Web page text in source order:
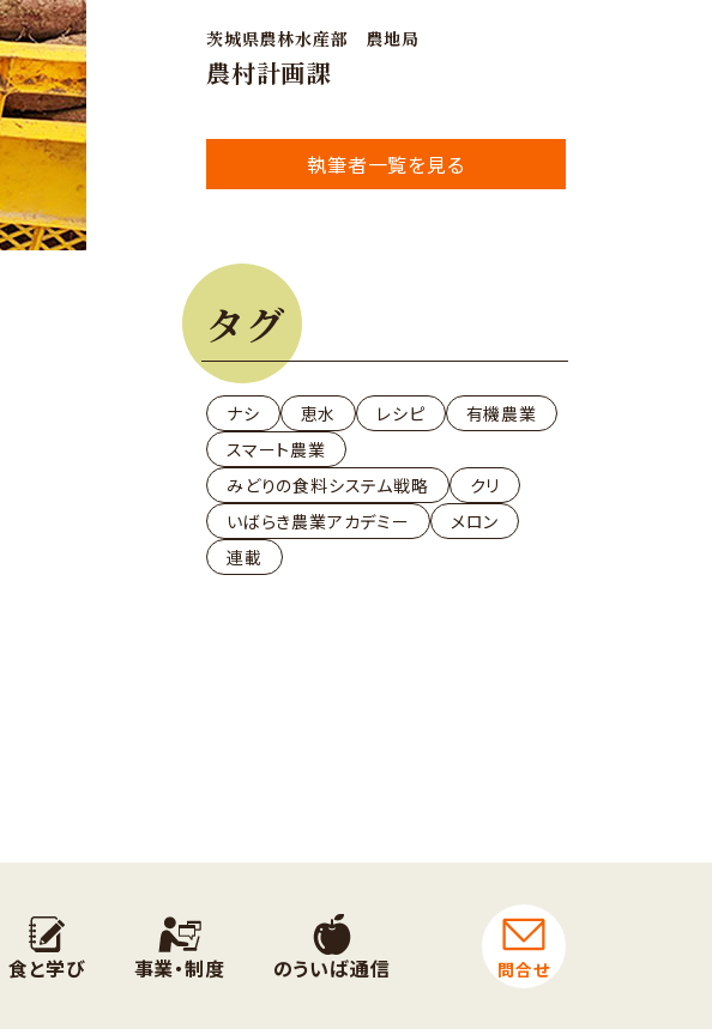
茨城県農林水産部 農地局
農村計画課
執筆者一覧を見る
タグ
ナシ 恵水 レシピ
有機農業
スマート農業
みどりの食料システム戦略
クリ
いばらき農業アカデミー
メロン
連載
食と学び 事業・制度 のういば通信 問合せ